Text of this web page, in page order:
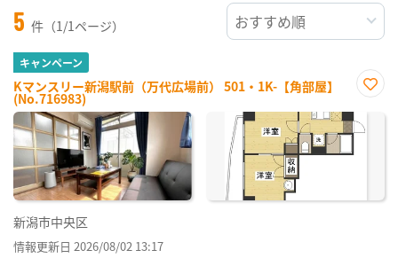
5 件（1/1ページ）
キャンペーン
Kマンスリー新潟駅前（万代広場前） 501・1K-【角部屋】
(No.716983)
に入
り登
新潟市中央区
情報更新日 2026/08/02 13:17